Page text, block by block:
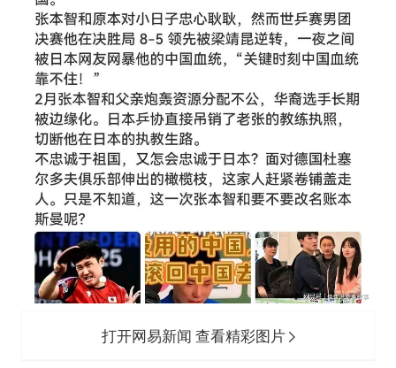
打开网易新闻 查看精彩图片